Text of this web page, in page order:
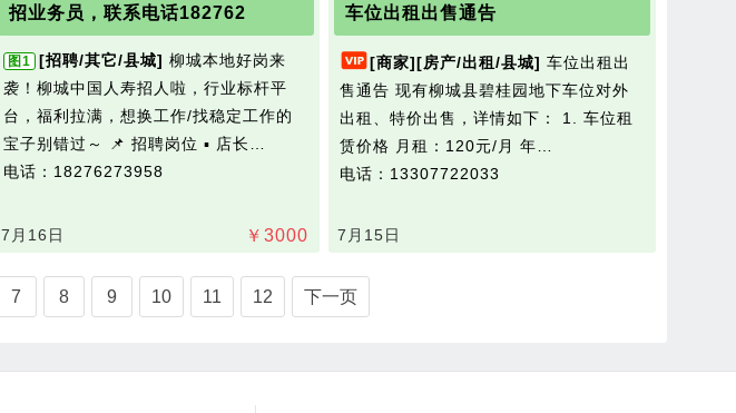
招业务员，联系电话182762
图1 [招聘/其它/县城] 柳城本地好岗来
袭！柳城中国人寿招人啦，行业标杆平
台，福利拉满，想换工作/找稳定工作的
宝子别错过～ 📌 招聘岗位 ▪️ 店长…
电话：18276273958
￥ 3000
7月16日
车位出租出售通告
[商家][房产/出租/县城] 车位出租出
售通告 现有柳城县碧桂园地下车位对外
出租、特价出售，详情如下： 1. 车位租
赁价格 月租：120元/月 年…
电话：13307722033
7月15日
7 8 9 10 11 12 下一页